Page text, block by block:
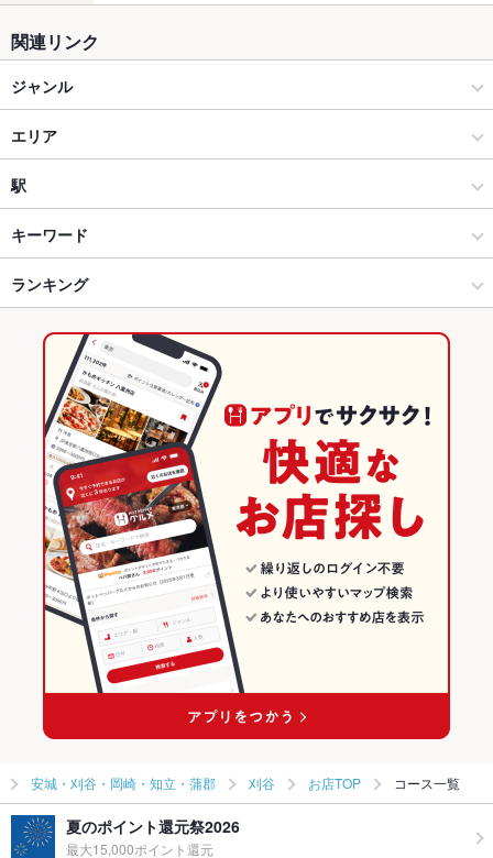
関連リンク
ジャンル
和食
和食全般
安城・刈谷・岡崎・知立・蒲郡 × 和食
安城・刈谷・岡崎・知立・蒲郡 × 和食全般
野田新町駅 × 和食
野田新町駅 × 和食全般
エリア
刈谷
刈谷 × 和食
刈谷 × 和食全般
愛知 × 和食
愛知 × 和食全般
駅
刈谷駅
重原駅
野田新町駅
キーワード
からあげ
ランキング
愛知のグルメランキング
愛知の和食ランキング
安城・刈谷・岡崎・知立・蒲郡のグルメランキング
安城・刈谷・岡崎・知立・蒲郡の和食ランキング
刈谷のグルメランキング
刈谷の和食ランキング
安城・刈谷・岡崎・知立・蒲郡 刈谷 お店TOP コース一覧
夏のポイント還元祭2026
最大15,000ポイント還元